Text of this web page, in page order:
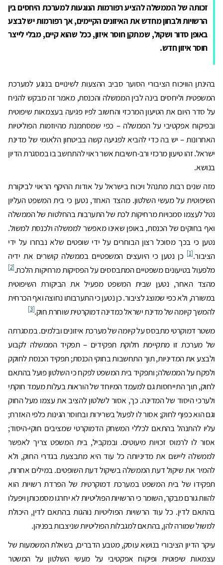
זכותה של הממשלה להציע רפורמות הנוגעות למערכת היחסים בין
הרשויות ולבחון מחדש את האיזונים הקיימים, אך רפורמות יש לבצע
באופן סדור ושקול, שמתקן חוסר איזון, ככל שהוא קיים, מבלי לייצר
חוסר איזון חדש.
בהינתן הוויכוח הציבורי הסוער סביב ההצעות לשינויים בנוגע למערכת
המשפטית וליחסים בינה לבין הממשלה והכנסת, מאמר זה מבקש להניח
על סדר היום את הטיעון המרכזי והחשוב לפיו פגיעה בעצמאות שיפוטית
ובפיקוח אפקטיבי על הממשלה – כפי שמסתמנת מהיוזמות הפוליטיות
האחרונות – יש בה כדי להביא לפגיעה קשה בביטחון הלאומי של מדינת
ישראל. זהו טיעון מרכזי ורב-חשיבות אשר ראוי להתחשב בו במסגרת הדיון
בנושא.
מזה שנים רבות מתנהל ויכוח בישראל על אודות ההיקף הראוי לביקורת
השיפוטית על מעשי השלטון. מהצד האחד, נטען כי בית המשפט העליון
נטל לעצמו סמכויות מרחיקות לכת של התערבות בהחלטות של הממשלה
ואף בחוקים של הכנסת, באופן שאינו מאפשר לממשלה ולכנסת למשול.
נטען כי בכך מסוכל רצון הבוחרים על ידי שופטים שלא נבחרו על ידי
הציבור.[1]
כן נטען כי היועצים המשפטיים בממשלה קושרים את ידיה
מלפעול בטיעונים משפטיים המתבססים על הפסיקות מרחיקות הלכת.[2]
מהצד האחר, נטען שבית המשפט מפעיל את הביקורת השיפוטית
במשורה, ולא כפי שמוצג לציבור. כן נטען כי התערבותו נחוצה ואף הכרחית
להמשך קיומה של מדינת ישראל כמדינה דמוקרטית שוחרת חוק.[3]
משטר דמוקרטי מתבסס על קיומה של מערכת איזונים ובלמים. במסגרתה
של מערכת זו מתקיימת חלוקת תפקידים – תפקיד הממשלה לקבוע
ולבצע את המדיניות, תוך התחשבות בחוקי הכנסת; תפקיד הכנסת לחוקק
ולפקח על הממשלה; ותפקיד בית המשפט לפקח כי השלטון פועל בהתאם
לחוק, תוך התייחסות גם למעמד המיוחד של הוראות בעלות מעמד חוקתי
ולערכי היסוד של המדינה. כך, אסור לשלטון להציב את עצמו מעל החוק
וגם הוא כפוף לחוק; אסור לו לפעול בשרירות ובחוסר הגינות כלפי האזרח;
עליו להתנהל בהתאם לכללי המשחק הדמוקרטי שמציבים חוקי-היסוד;
אסור לו לרמוס זכויות מיעוטים. ובמקביל, בית המשפט צריך לאפשר
לממשלה ליישם את מדיניותה כל עוד היא מתבצעת בגדרי החוק, ולא
להמיר את שיקול דעת הממשלה בשיקול דעת השופטים. במילים אחרות,
תפקידו של בית המשפט במערכת דמוקרטית של הפרדת רשויות הוא
להוות גורם מבקר, השומר כי הרשויות הפוליטיות לא יחרגו מסמכותן ויפעלו
בהתאם לדין. כל עוד הרשויות הפוליטיות נוהגות בהתאם לדין, היכולת
למשול שמורה להן, בהתאם למגבלות הפוליטיות שניצבות בפניהן.
עיקר הדיון הציבורי בנושא עוסק, מטבע הדברים, בשאלת המשמעות של
עצמאות שיפוטית ופיקוח אפקטיבי על מעשי השלטון על המשטר